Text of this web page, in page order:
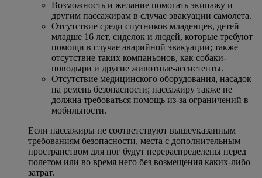
Возможность и желание помогать экипажу и
другим пассажирам в случае эвакуации самолета.
Отсутствие среди спутников младенцев, детей
младше 16 лет, сиделок и людей, которые требуют
помощи в случае аварийной эвакуации; также
отсутствие таких компаньонов, как собаки-
поводыри и другие животные-ассистенты.
Отсутствие медицинского оборудования, насадок
на ремень безопасности; пассажиру также не
должна требоваться помощь из-за ограничений в
мобильности.
Если пассажиры не соответствуют вышеуказанным
требованиям безопасности, места с дополнительным
пространством для ног будут перераспределены перед
полетом или во время него без возмещения каких-либо
затрат.